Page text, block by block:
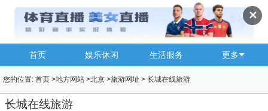
✕
首页 娱乐休闲 生活服务 更多
您的位置: 首页 >地方网站 >北京 >旅游网址 > 长城在线旅游
长城在线旅游